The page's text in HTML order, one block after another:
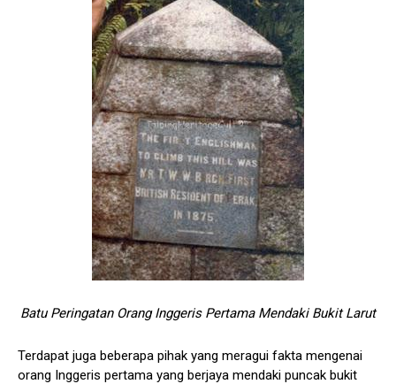
Batu Peringatan Orang Inggeris Pertama Mendaki Bukit Larut
Terdapat juga beberapa pihak yang meragui fakta mengenai
orang Inggeris pertama yang berjaya mendaki puncak bukit